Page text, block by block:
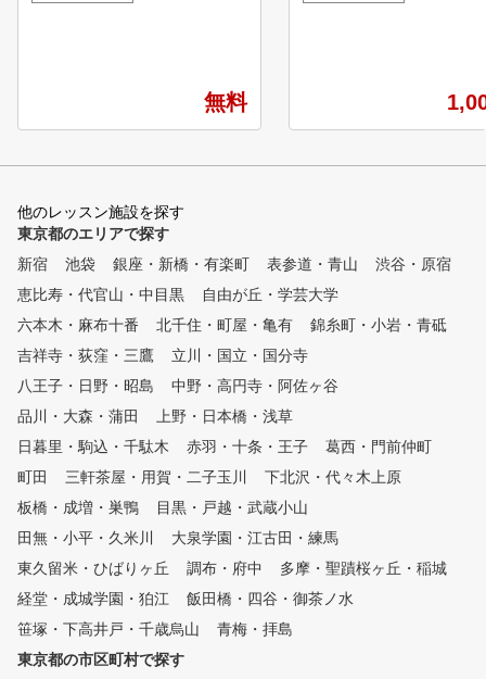
空間で集中してゴルフ練習をし
アップをしていただける環境を
無料
新のシミュレーションゴ
のラウンドと用途に合わ
会のゴルフライフをお楽
他のレッスン施設を探す
東京都のエリアで探す
新宿
池袋 銀座・新橋・有楽町 表参道・青山
渋谷・原宿
恵比寿・代官山・中目黒
自由が丘・学芸大学
六本木・麻布十番
北千住・町屋・亀有
錦糸町・小岩・青砥
吉祥寺・荻窪・三鷹
立川・国立・国分寺
八王子・日野・昭島
中野・高円寺・阿佐ヶ谷
品川・大森・蒲田
上野・日本橋・浅草
日暮里・駒込・千駄木
赤羽・十条・王子
葛西・門前仲町
町田
三軒茶屋・用賀・二子玉川
下北沢・代々木上原
板橋・成増・巣鴨
目黒・戸越・武蔵小山
田無・小平・久米川
大泉学園・江古田・練馬
東久留米・ひばりヶ丘
調布・府中
多摩・聖蹟桜ヶ丘・稲城
経堂・成城学園・狛江
飯田橋・四谷・御茶ノ水
笹塚・下高井戸・千歳烏山
青梅・拝島
東京都の市区町村で探す